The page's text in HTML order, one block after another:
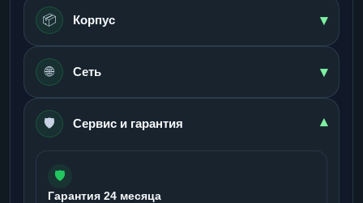
📦 Корпус ▾
🌐 Сеть ▾
🛡️ Сервис и гарантия ▾
🛡️
Гарантия 24 месяца